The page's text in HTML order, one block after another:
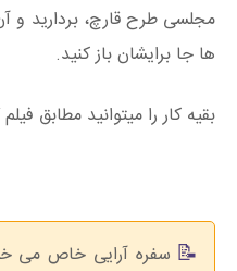
مجلسی طرح قارچ، بردارید و
ها جا برایشان باز کنید.
بقیه کار را میتوانید مطابق
سفره آرایی خاص می